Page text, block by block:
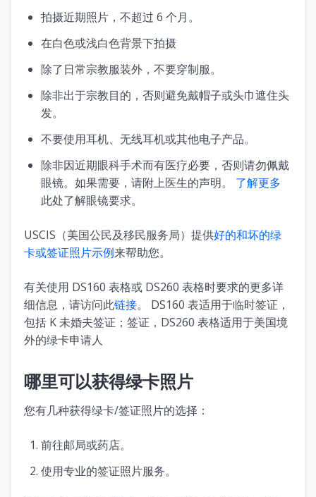
拍摄近期照片，不超过 6 个月。
在白色或浅白色背景下拍摄
除了日常宗教服装外，不要穿制服。
除非出于宗教目的，否则避免戴帽子或头巾遮住头
发。
不要使用耳机、无线耳机或其他电子产品。
除非因近期眼科手术而有医疗必要，否则请勿佩戴
眼镜。如果需要，请附上医生的声明。 了解更多
此处了解眼镜要求。
USCIS（美国公民及移民服务局）提供好的和坏的绿
卡或签证照片示例来帮助您。
有关使用 DS160 表格或 DS260 表格时要求的更多详
细信息，请访问此链接。 DS160 表适用于临时签证，
包括 K 未婚夫签证；签证，DS260 表格适用于美国境
外的绿卡申请人
哪里可以获得绿卡照片
您有几种获得绿卡/签证照片的选择：
前往邮局或药店。
使用专业的签证照片服务。